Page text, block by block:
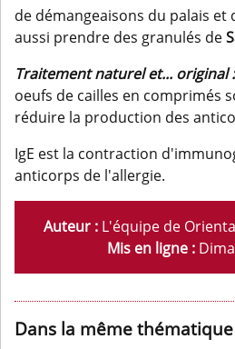
de démangeaisons du palais et
aussi prendre des granulés de
Traitement naturel et... original :
oeufs de cailles en comprimés
réduire la production des
IgE est la contraction
anticorps de l'allergie.
Auteur : L'équipe de
Mis en ligne :
Dans la même thématique